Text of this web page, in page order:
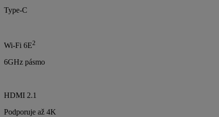
Type-C
Wi-Fi 6E2
6GHz pásmo
HDMI 2.1
Podporuje až 4K